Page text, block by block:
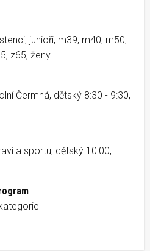
junioři, m39, m40, m50,
z65, ženy
Čermná, dětský 8:30 - 9:30,
a sportu, dětský 10:00,